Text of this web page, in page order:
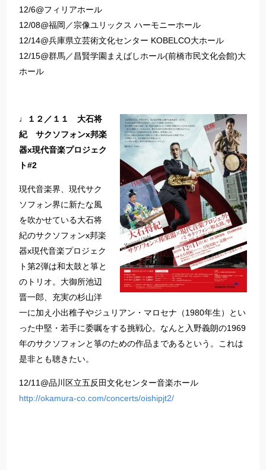
12/6@フィリアホール
12/08@福岡／宗像ユリックス ハーモニーホール
12/14@兵庫県立芸術文化センター KOBELCO大ホール
12/15@群馬／昌賢学園まえばしホール(前橋市民文化会館)大
ホール
♩１２／１１ 大石将
紀 サクソフォンx邦楽
器x現代音楽プロジェク
ト#2
現代音楽界、現代サク
ソフォン界に新たな風
を吹かせている大石将
紀のサクソフォンx邦楽
器x現代音楽プロジェク
ト第2弾は和太鼓と箏と
のトリオ。大御所池辺
晋一郎、充実の杉山洋
一に加え小出稚子やジュリアン・マロセナ（1980年生）とい
った中堅・若手に委嘱をする挑戦心。なんと入野義朗の1969
年のサクソフォンと箏のための作品まであるという。これは
是非とも聴きたい。
12/11@品川区立五反田文化センター音楽ホール
http://okamura-co.com/concerts/oishipjt2/